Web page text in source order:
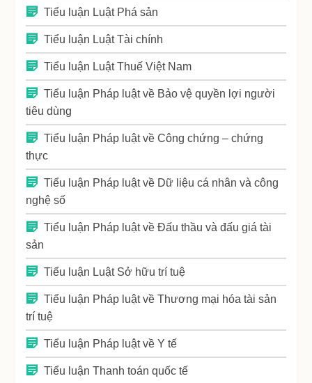
Tiểu luận Luật Phá sản
Tiểu luận Luật Tài chính
Tiểu luận Luật Thuế Việt Nam
Tiểu luận Pháp luật về Bảo vệ quyền lợi người
tiêu dùng
Tiểu luận Pháp luật về Công chứng – chứng
thực
Tiểu luận Pháp luật về Dữ liệu cá nhân và công
nghệ số
Tiểu luận Pháp luật về Đấu thầu và đấu giá tài
sản
Tiểu luận Luật Sở hữu trí tuệ
Tiểu luận Pháp luật về Thương mại hóa tài sản
trí tuệ
Tiểu luận Pháp luật về Y tế
Tiểu luận Thanh toán quốc tế